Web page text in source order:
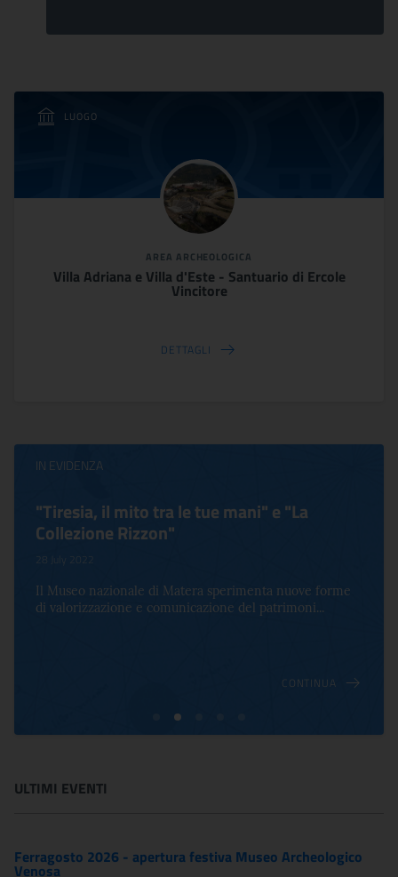
LUOGO
AREA ARCHEOLOGICA
Villa Adriana e Villa d'Este - Santuario di Ercole
Vincitore
DETTAGLI
IN EVIDENZA
"Tiresia, il mito tra le tue mani" e "La
Collezione Rizzon"
28 July 2022
Il Museo nazionale di Matera sperimenta nuove forme
di valorizzazione e comunicazione del patrimoni...
CONTINUA
ULTIMI EVENTI
Ferragosto 2026 - apertura festiva Museo Archeologico
Venosa